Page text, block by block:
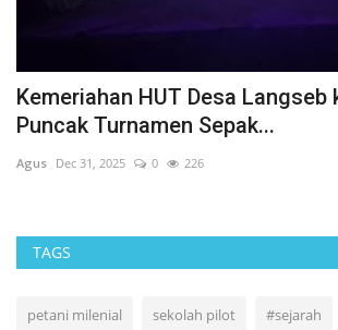
Kemeriahan HUT Desa Langseb
Puncak Turnamen Sepak...
Agus Dec 31, 2025 0 226
TAGS
petani milenial sekolah pilot #sejarah